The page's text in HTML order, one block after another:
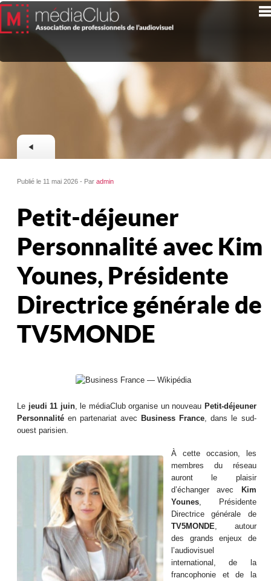
Publié le 11 mai 2026 - Paradmin
Petit-déjeuner
Personnalité avec Kim
Younes, Présidente
Directrice générale de
TV5MONDE
Le jeudi 11 juin, le médiaClub organise un nouveau Petit-déjeuner
Personnalité en partenariat avec Business France, dans le sud-
ouest parisien.
À cette occasion, les
membres du réseau
auront le plaisir
d’échanger avec
Kim
Younes, Présidente
Directrice générale de
TV5MONDE, autour
des grands enjeux de
l’audiovisuel
international, de la
francophonie et de la